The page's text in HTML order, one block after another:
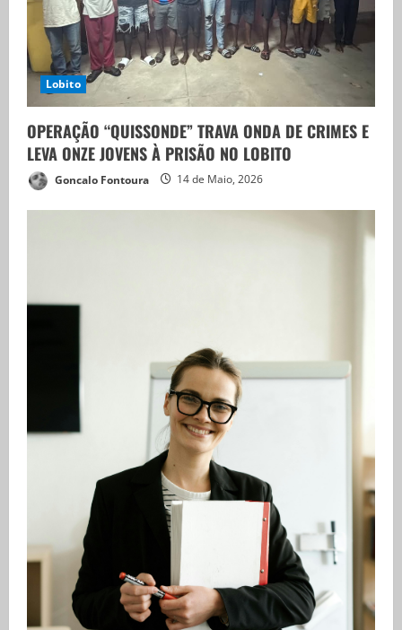
Lobito
OPERAÇÃO “QUISSONDE” TRAVA ONDA DE CRIMES E
LEVA ONZE JOVENS À PRISÃO NO LOBITO
Goncalo Fontoura 14 de Maio, 2026